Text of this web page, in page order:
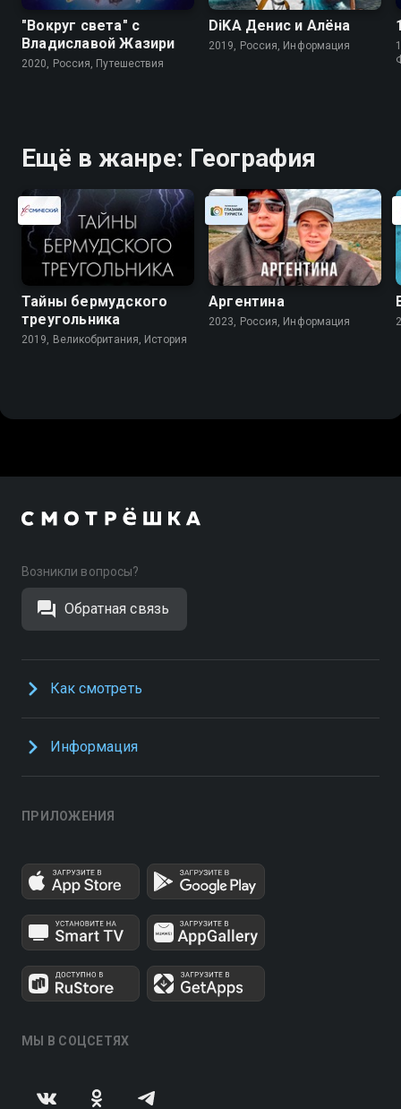
"Вокруг света" с
Владиславой Жазири
2020, Россия, Путешествия
DiKA Денис и Алёна
2019, Россия, Информация
Ещё в жанре: География
Тайны бермудского
треугольника
2019, Великобритания, История
Аргентина
2023, Россия, Информация
Возникли вопросы?
Обратная связь
Как смотреть
Информация
ПРИЛОЖЕНИЯ
МЫ В СОЦСЕТЯХ